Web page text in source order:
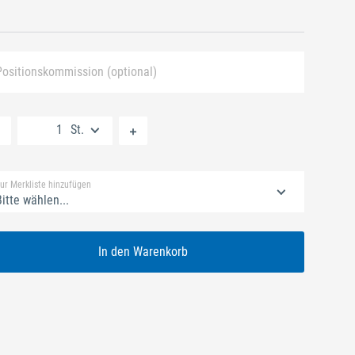
(optional)
St.
Merkliste hinzufügen
wählen...
In den Warenkorb